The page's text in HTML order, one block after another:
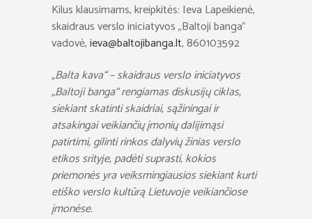
Kilus klausimams, kreipkitės: Ieva Lapeikienė,
skaidraus verslo iniciatyvos „Baltoji banga”
vadovė,ieva@baltojibanga.lt, 860103592
„Balta kava“ – skaidraus verslo iniciatyvos
„Baltoji banga“ rengiamas diskusijų ciklas,
siekiant skatinti skaidriai, sąžiningai ir
atsakingai veikiančių įmonių dalijimąsi
patirtimi, gilinti rinkos dalyvių žinias verslo
etikos srityje, padėti suprasti, kokios
priemonės yra veiksmingiausios siekiant kurti
etiško verslo kultūrą Lietuvoje veikiančiose
įmonėse.